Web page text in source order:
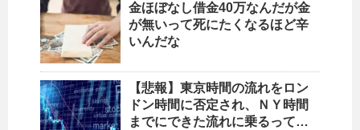
金ほぼなし借金40万なんだが金
が無いって死にたくなるほど辛
いんだな
【悲報】東京時間の流れをロン
ドン時間に否定され、ＮＹ時間
までにできた流れに乗るって…